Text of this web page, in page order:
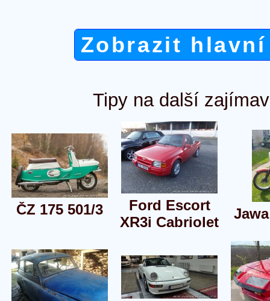
Zobrazit
Tipy na další
ČZ 175 501/3
Ford Escort
XR3i Cabriolet